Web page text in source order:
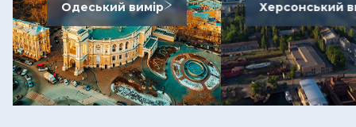
Одеський вимір Херсонський